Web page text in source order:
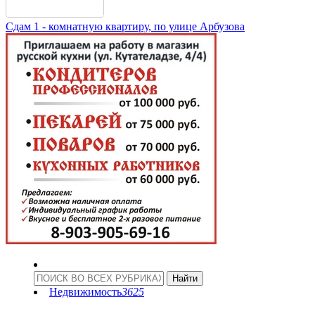
Сдам 1 - комнатную квартиру, по улице Арбузова
Недвижимость3625